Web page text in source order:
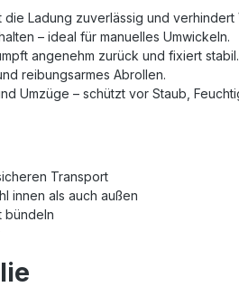
die Ladung zuverlässig und
– ideal für manuelles Umwickeln.
angenehm zurück und fixiert stabil.
reibungsarmes Abrollen.
Umzüge – schützt vor Staub,
Transport
innen als auch außen
bündeln